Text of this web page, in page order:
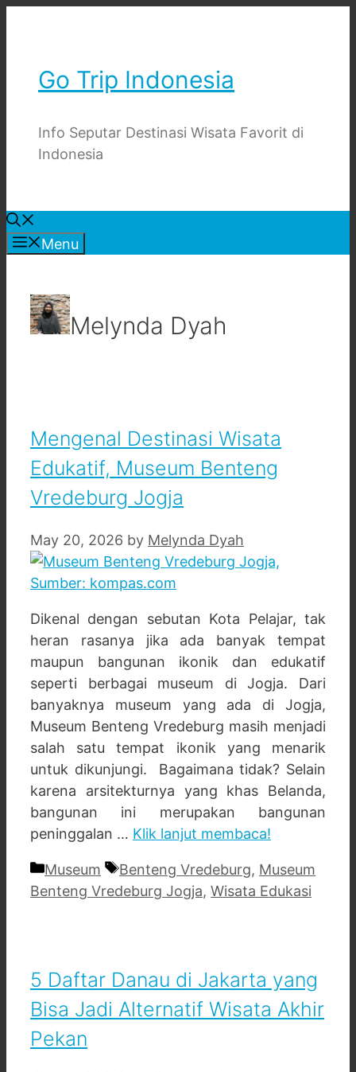
Go Trip Indonesia
Info Seputar Destinasi Wisata Favorit di
Indonesia
Menu
Melynda Dyah
Mengenal Destinasi Wisata
Edukatif, Museum Benteng
Vredeburg Jogja
May 20, 2026 by Melynda Dyah
Dikenal dengan sebutan Kota Pelajar, tak
heran rasanya jika ada banyak tempat
maupun bangunan ikonik dan edukatif
seperti berbagai museum di Jogja. Dari
banyaknya museum yang ada di Jogja,
Museum Benteng Vredeburg masih menjadi
salah satu tempat ikonik yang menarik
untuk dikunjungi. Bagaimana tidak? Selain
karena arsitekturnya yang khas Belanda,
bangunan ini merupakan bangunan
peninggalan … Klik lanjut membaca!
Categories
Museum Tags
Benteng Vredeburg, Museum
Benteng Vredeburg Jogja, Wisata Edukasi
5 Daftar Danau di Jakarta yang
Bisa Jadi Alternatif Wisata Akhir
Pekan